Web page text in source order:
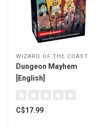
WIZARD OF THE COAST
Dungeon Mayhem
[English]
C$17.99